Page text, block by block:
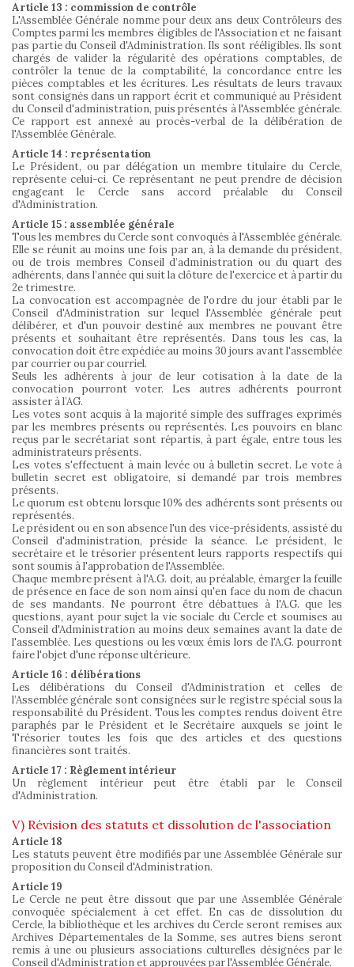
Article 13 : commission de contrôle
L'Assemblée Générale nomme pour deux ans deux Contrôleurs des
Comptes parmi les membres éligibles de l'Association et ne faisant
pas partie du Conseil d'Administration. Ils sont rééligibles. Ils sont
chargés de valider la régularité des opérations comptables, de
contrôler la tenue de la comptabilité, la concordance entre les
pièces comptables et les écritures. Les résultats de leurs travaux
sont consignés dans un rapport écrit et communiqué au Président
du Conseil d'administration, puis présentés à l'Assemblée générale.
Ce rapport est annexé au procès-verbal de la délibération de
l'Assemblée Générale.
Article 14 : représentation
Le Président, ou par délégation un membre titulaire du Cercle,
représente celui-ci. Ce représentant ne peut prendre de décision
engageant le Cercle sans accord préalable du Conseil
d'Administration.
Article 15 : assemblée générale
Tous les membres du Cercle sont convoqués à l'Assemblée générale.
Elle se réunit au moins une fois par an, à la demande du président,
ou de trois membres Conseil d’administration ou du quart des
adhérents, dans l’année qui suit la clôture de l'exercice et à partir du
2e trimestre.
La convocation est accompagnée de l'ordre du jour établi par le
Conseil d'Administration sur lequel l'Assemblée générale peut
délibérer, et d'un pouvoir destiné aux membres ne pouvant être
présents et souhaitant être représentés. Dans tous les cas, la
convocation doit être expédiée au moins 30 jours avant l'assemblée
par courrier ou par courriel.
Seuls les adhérents à jour de leur cotisation à la date de la
convocation pourront voter. Les autres adhérents pourront
assister à l’AG.
Les votes sont acquis à la majorité simple des suffrages exprimés
par les membres présents ou représentés. Les pouvoirs en blanc
reçus par le secrétariat sont répartis, à part égale, entre tous les
administrateurs présents.
Les votes s'effectuent à main levée ou à bulletin secret. Le vote à
bulletin secret est obligatoire, si demandé par trois membres
présents.
Le quorum est obtenu lorsque 10% des adhérents sont présents ou
représentés.
Le président ou en son absence l'un des vice-présidents, assisté du
Conseil d'administration, préside la séance. Le président, le
secrétaire et le trésorier présentent leurs rapports respectifs qui
sont soumis à l'approbation de l'Assemblée.
Chaque membre présent à l'A.G. doit, au préalable, émarger la feuille
de présence en face de son nom ainsi qu'en face du nom de chacun
de ses mandants. Ne pourront être débattues à l'A.G. que les
questions, ayant pour sujet la vie sociale du Cercle et soumises au
Conseil d'Administration au moins deux semaines avant la date de
l'assemblée. Les questions ou les vœux émis lors de l'A.G. pourront
faire l'objet d'une réponse ultérieure.
Article 16 : délibérations
Les délibérations du Conseil d'Administration et celles de
l’Assemblée générale sont consignées sur le registre spécial sous la
responsabilité du Président. Tous les comptes rendus doivent être
paraphés par le Président et le Secrétaire auxquels se joint le
Trésorier toutes les fois que des articles et des questions
financières sont traités.
Article 17 : Règlement intérieur
Un règlement intérieur peut être établi par le Conseil
d'Administration.
V) Révision des statuts et dissolution de l'association
Article 18
Les statuts peuvent être modifiés par une Assemblée Générale sur
proposition du Conseil d'Administration.
Article 19
Le Cercle ne peut être dissout que par une Assemblée Générale
convoquée spécialement à cet effet. En cas de dissolution du
Cercle, la bibliothèque et les archives du Cercle seront remises aux
Archives Départementales de la Somme, ses autres biens seront
remis à une ou plusieurs associations culturelles désignées par le
Conseil d'Administration et approuvées par l'Assemblée Générale.